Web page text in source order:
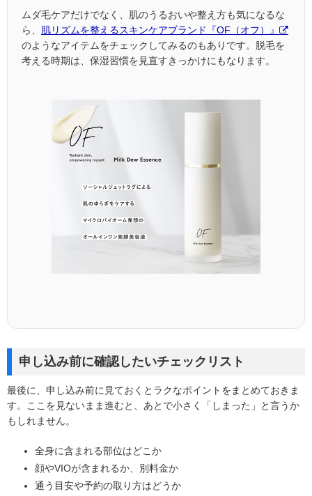
ムダ毛ケアだけでなく、肌のうるおいや整え方も気になるな
ら、 肌リズムを整えるスキンケアブランド『OF（オフ）』
のようなアイテムをチェックしてみるのもありです。脱毛を
考える時期は、保湿習慣を見直すきっかけにもなります。
申し込み前に確認したいチェックリスト
最後に、申し込み前に見ておくとラクなポイントをまとめておきま
す。ここを見ないまま進むと、あとで小さく「しまった」と言うか
もしれません。
全身に含まれる部位はどこか
顔やVIOが含まれるか、別料金か
通う目安や予約の取り方はどうか